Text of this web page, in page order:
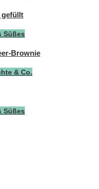
gefüllt
Süßes
Brownie
& Co.
Süßes